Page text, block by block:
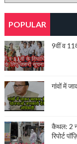
POPULAR
9वीं व
गांवों में
कैथल: 2
रिपोर्ट